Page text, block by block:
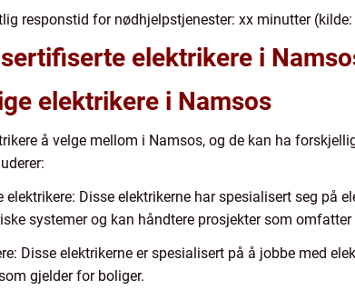
responstid for nødhjelpstjenester: xx minutter
elektrikere i
elektrikere i Namsos
å velge mellom i Namsos, og de kan ha
elektrikere: Disse elektrikerne har spesialisert seg
systemer og kan håndtere prosjekter som
Disse elektrikerne er spesialisert på å jobbe med
gjelder for boliger.